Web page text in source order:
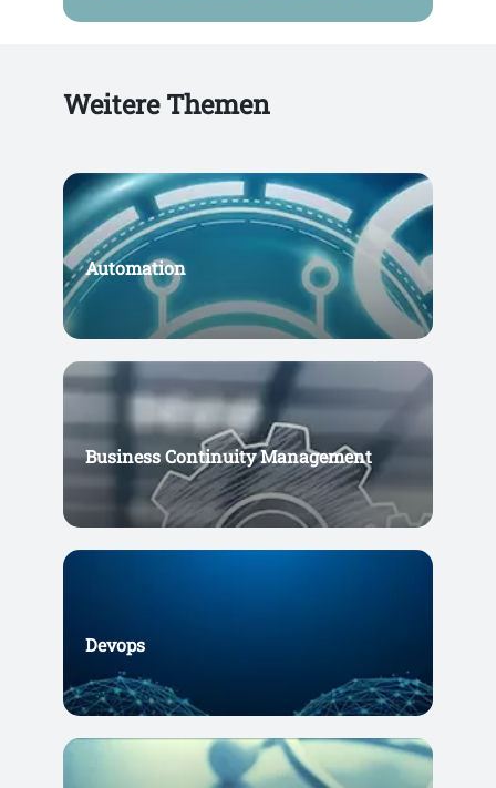
Weitere Themen
Automation
Business Continuity Management
Devops